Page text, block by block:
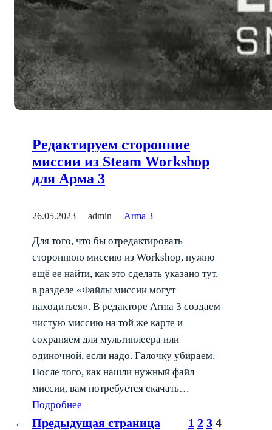
Редактируем сторонние
миссии из Steam Workshop
для Арма 3
26.05.2023 admin Arma 3
Для того, что бы отредактировать
стороннюю миссию из Workshop, нужно
ещё ее найти, как это сделать указано тут,
в разделе «Файлы миссии могут
находиться«. В редакторе Arma 3 создаем
чистую миссию на той же карте и
сохраняем для мультиплеера или
одиночной, если надо. Галочку убираем.
После того, как нашли нужный файл
миссии, вам потребуется скачать…
Подробнее
← Предыдущая страница 1 2 3 4